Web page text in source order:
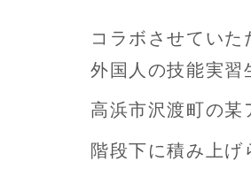
コラボさせてい
外国人の技能実
高浜市沢渡町の某
階段下に積み上げ